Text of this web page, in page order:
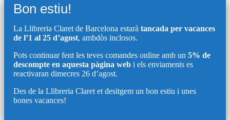
Bon estiu!
La Llibreria Claret de Barcelona estarà tancada per vacances
de l’1 al 25 d’agost, ambdòs inclosos.
Pots continuar fent les teves comandes online amb un 5% de
descompte en aquesta pàgina web i els enviaments es
reactivaran dimecres 26 d’agost.
Des de la Llibreria Claret et desitgem un bon estiu i unes
bones vacances!